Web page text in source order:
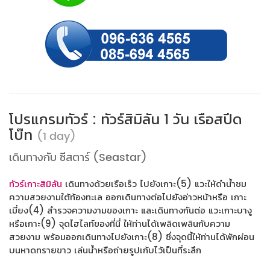
โปรแกรมทัวร์ : ทัวร์สิมิลัน 1 วัน เรือสปีด
โบ๊ท (1 day)
เดินทางกับ ซีสตาร์ (Seastar)
ทัวร์เกาะสิมิลัน เดินทางด้วยเรือเร็ว ไปยังเกาะ(5) แวะให้ดำน้ำชม
ความสวยงามใต้ท้องทะเล ออกเดินทางต่อไปยังอ่าวหน้าหรือ เกาะ
เมี่ยง(4) สำรวจความงามของเกาะ และเดินทางกันต่อ แวะเกาะบางู
หรือเกาะ(9) จุดไฮไลท์ของที่นี่ ให้ท่านได้เพลิดเพลินกับความ
สวยงาม พร้อมออกเดินทางไปยังเกาะ(8) ซึ่งจุดนี้ให้ท่านได้พักผ่อน
บนหาดทรายขาว เล่นน้ำหรือถ่ายรูปเก้บไว้เป็นที่ระลึก